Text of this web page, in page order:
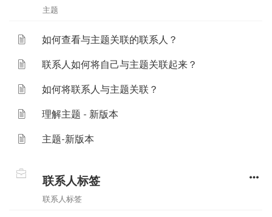
主题
如何查看与主题关联的联系人？
联系人如何将自己与主题关联起来？
如何将联系人与主题关联？
理解主题 - 新版本
主题-新版本
联系人标签
联系人标签